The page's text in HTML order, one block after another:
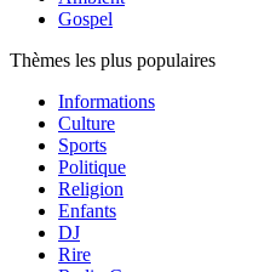
Gospel
Thèmes les plus populaires
Informations
Culture
Sports
Politique
Religion
Enfants
DJ
Rire